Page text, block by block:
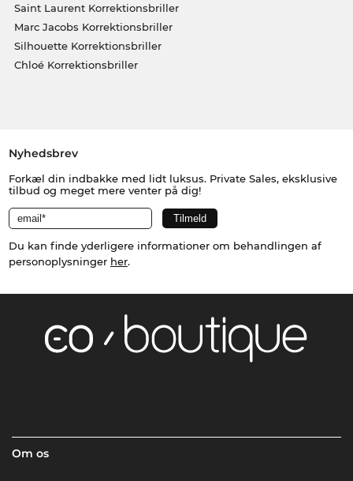
Saint Laurent Korrektionsbriller
Marc Jacobs Korrektionsbriller
Silhouette Korrektionsbriller
Chloé Korrektionsbriller
Nyhedsbrev
Forkæl din indbakke med lidt luksus. Private Sales, eksklusive
tilbud og meget mere venter på dig!
Du kan finde yderligere informationer om behandlingen af
personoplysninger her.
Om os